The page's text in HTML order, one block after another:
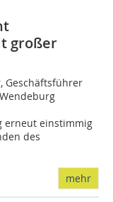
großer
Geschäftsführer
erneut einstimmig
des
mehr